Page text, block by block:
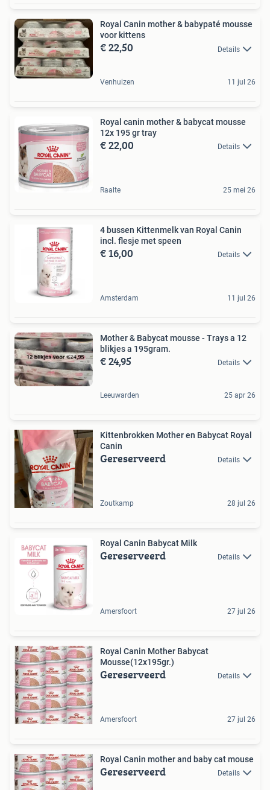
Royal Canin mother & babypaté mousse
voor kittens
€ 22,50 Details
Venhuizen 11 jul 26
Royal canin mother & babycat mousse
12x 195 gr tray
€ 22,00 Details
Raalte 25 mei 26
4 bussen Kittenmelk van Royal Canin
incl. flesje met speen
€ 16,00 Details
Amsterdam 11 jul 26
Mother & Babycat mousse - Trays a 12
blikjes a 195gram.
€ 24,95 Details
Leeuwarden 25 apr 26
Kittenbrokken Mother en Babycat Royal
Canin
Gereserveerd Details
Zoutkamp 28 jul 26
Royal Canin Babycat Milk
Gereserveerd Details
Amersfoort 27 jul 26
Royal Canin Mother Babycat
Mousse(12x195gr.)
Gereserveerd Details
Amersfoort 27 jul 26
Royal Canin mother and baby cat mouse
Gereserveerd Details